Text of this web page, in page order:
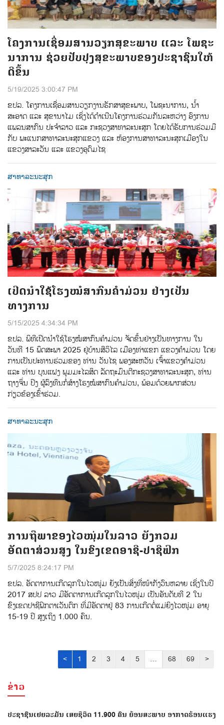
ໂຄງການເຊື່ອມສານວຽກສຸຂະພາບ ແລະ ໂພຊະ
ນາການ ຊ່ວຍປັບປຸງສຸຂະພາບຂອງປະຊາຊົນໃຫ້
ດີຂຶ້ນ
5/19/2025 3:00:47 PM
ຂປລ. ໂຄງການເຊື່ອມສານວຽກງານຮັກສາສຸຂະພາບ, ໂພຊະນາການ, ນໍ້າ
ສະອາດ ແລະ ສຸຂານາໄມ ເຊິ່ງໄດ້ດຳເນີນໂຄງການຮ່ວມກັນລະຫວ່າງ ອົງການ
ແພລນສາກົນ ປະຈຳລາວ ແລະ ກະຊວງສາທາລະນະສຸກ ໂດຍໄດ້ຮັບການຮ່ວມມື
ກັບ ພະແນກສາທາລະນະສຸກແຂວງ ແລະ ຫ້ອງການສາທາລະນະສຸກເມືອງໃນ
ແຂວງສາລະວັນ ແລະ ແຂວງອຸດົມໄຊ
ສາທາລະນະສຸກ
ເປີດນໍາໃຊ້ໂຮງໝໍສາກົນຄໍາມ່ວນ ຢ່າງເປັນ
ທາງການ
5/15/2025 4:34:34 PM
ຂປລ. ພິທີເປີດນໍາໃຊ້ໂຮງໝໍສາກົນຄໍາມ່ວນ ຈັດ​ຂຶ້ນຢ່າງເປັນທາງການ ໃນ
ວັນທີ 15 ພຶດສະພາ 2025 ຢູ່ບ້ານສີວິໄລ ເມືອງທ່າແຂກ ແຂວງຄໍາມ່ວນ ໂດຍ
ການເປັນປະທານຮ່ວມຂອງ ທ່ານ ວັນໄຊ ພອງສະຫວັນ ເຈົ້າແຂວງຄໍາມ່ວນ
ແລະ ທ່ານ ບຸນແຝງ ພູມມະໄລສິດ ລັດຖະມົນຕີກະຊວງສາທາລະນະສຸກ, ທ່ານ
ຖາງຈິ່ນ ປິງ ຜູ້ລົງທຶນກໍ່ສ້າງໂຮງໝໍສາກົນຄໍາມ່ວນ, ພ້ອມດ້ວຍພາກສ່ວນ
ກ່ຽວຂ້ອງເຂົ້າຮ່ວມ.
ສາທາລະນະສຸກ
ການຖືພາຂອງໄວໜຸ່ມໃນລາວ ຍັງກວມ
ອັດຕາສ່ວນສູງ ໃນຂົງເຂດອາຊີ-ປາຊີຟິກ
5/7/2025 8:24:17 PM
ຂປລ. ອັດຕາການເກີດລູກໃນໄວໜຸ່ມ ຍັງເປັນສິ່ງທີ່ໜ້າກັງວົນຫລາຍ ເຊິ່ງໃນປີ
2017 ສປປ ລາວ ມີອັດຕາການເກີດລູກໃນໄວໜຸ່ມ ເປັນອັນດັບທີ 2 ໃນ
ຂົງເຂດປາຊີຟິກຕາເວັນຕົກ ທີ່ມີອັດຕາຢູ່ 83 ການເກີດຕໍ່ແມ່ຍິງໄວໜຸ່ມ ອາຍຸ
15-19 ປີ ສູງເຖິງ 1.000 ຄົນ.
< 1 2 3 4 5 … 68 69 >
ຂ່າວ
ປະຊາຊົນເຢຍລະມັນ ເສຍຊີວິດ 11.900 ຄົນ ຍ້ອນສະພາບ ອາກາດຮ້ອນແຮງ